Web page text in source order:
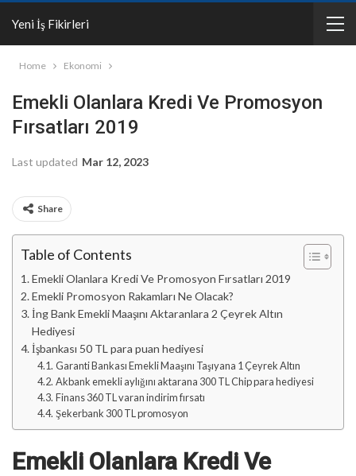
Yeni İş Fikirleri
Home Ekonomi
Emekli Olanlara Kredi Ve Promosyon
Fırsatları 2019
Last updated Mar 12, 2023
Share
Table of Contents
Emekli Olanlara Kredi Ve Promosyon Fırsatları 2019
Emekli Promosyon Rakamları Ne Olacak?
İng Bank Emekli Maaşını Aktaranlara 2 Çeyrek Altın
Hediyesi
İşbankası 50 TL para puan hediyesi
Garanti Bankası Emekli Maaşını Taşıyana 1 Çeyrek Altın
Akbank emekli aylığını aktarana 300 TL Chip para hediyesi
Finans 360 TL varan indirim fırsatı
Şekerbank 300 TL promosyon
Emekli Olanlara Kredi Ve